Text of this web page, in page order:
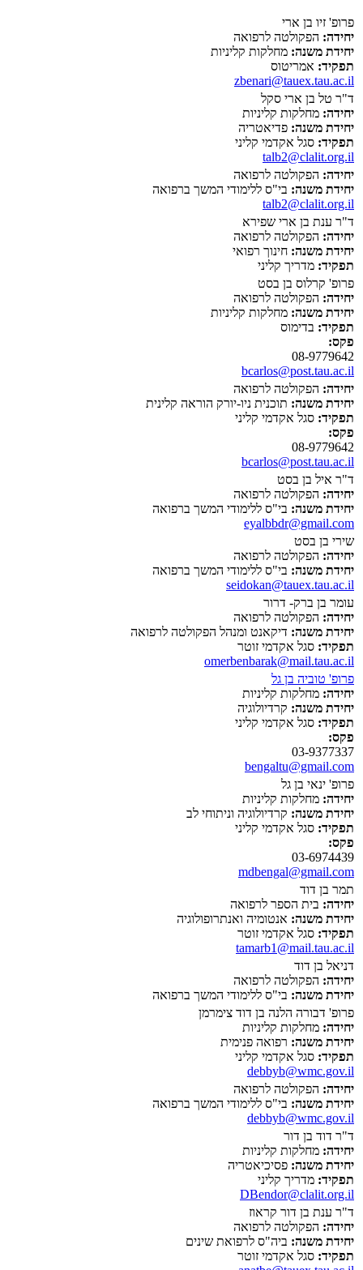
פרופ' זיו בן ארי
יחידה: הפקולטה לרפואה
יחידת משנה: מחלקות קליניות
תפקיד: אמריטוס
zbenari@tauex.tau.ac.il
ד"ר טל בן ארי סקל
יחידה: מחלקות קליניות
יחידת משנה: פדיאטריה
תפקיד: סגל אקדמי קליני
talb2@clalit.org.il
יחידה: הפקולטה לרפואה
יחידת משנה: בי"ס ללימודי המשך ברפואה
talb2@clalit.org.il
ד"ר ענת בן ארי שפירא
יחידה: הפקולטה לרפואה
יחידת משנה: חינוך רפואי
תפקיד: מדריך קליני
פרופ' קרלוס בן בסט
יחידה: הפקולטה לרפואה
יחידת משנה: מחלקות קליניות
תפקיד: בדימוס
פקס:
08-9779642
bcarlos@post.tau.ac.il
יחידה: הפקולטה לרפואה
יחידת משנה: תוכנית ניו-יורק הוראה קלינית
תפקיד: סגל אקדמי קליני
פקס:
08-9779642
bcarlos@post.tau.ac.il
ד"ר איל בן בסט
יחידה: הפקולטה לרפואה
יחידת משנה: בי"ס ללימודי המשך ברפואה
eyalbbdr@gmail.com
שירי בן בסט
יחידה: הפקולטה לרפואה
יחידת משנה: בי"ס ללימודי המשך ברפואה
seidokan@tauex.tau.ac.il
עומר בן ברק- דרור
יחידה: הפקולטה לרפואה
יחידת משנה: דיקאנט ומנהל הפקולטה לרפואה
תפקיד: סגל אקדמי זוטר
omerbenbarak@mail.tau.ac.il
פרופ' טוביה בן גל
יחידה: מחלקות קליניות
יחידת משנה: קרדיולוגיה
תפקיד: סגל אקדמי קליני
פקס:
03-9377337
bengaltu@gmail.com
פרופ' ינאי בן גל
יחידה: מחלקות קליניות
יחידת משנה: קרדיולוגיה וניתוחי לב
תפקיד: סגל אקדמי קליני
פקס:
03-6974439
mdbengal@gmail.com
תמר בן דוד
יחידה: בית הספר לרפואה
יחידת משנה: אנטומיה ואנתרופולוגיה
תפקיד: סגל אקדמי זוטר
tamarb1@mail.tau.ac.il
דניאל בן דוד
יחידה: הפקולטה לרפואה
יחידת משנה: בי"ס ללימודי המשך ברפואה
פרופ' דבורה הלנה בן דוד צימרמן
יחידה: מחלקות קליניות
יחידת משנה: רפואה פנימית
תפקיד: סגל אקדמי קליני
debbyb@wmc.gov.il
יחידה: הפקולטה לרפואה
יחידת משנה: בי"ס ללימודי המשך ברפואה
debbyb@wmc.gov.il
ד"ר דוד בן דור
יחידה: מחלקות קליניות
יחידת משנה: פסיכיאטריה
תפקיד: מדריך קליני
DBendor@clalit.org.il
ד"ר ענת בן דור קראוז
יחידה: הפקולטה לרפואה
יחידת משנה: ביה"ס לרפואת שינים
תפקיד: סגל אקדמי זוטר